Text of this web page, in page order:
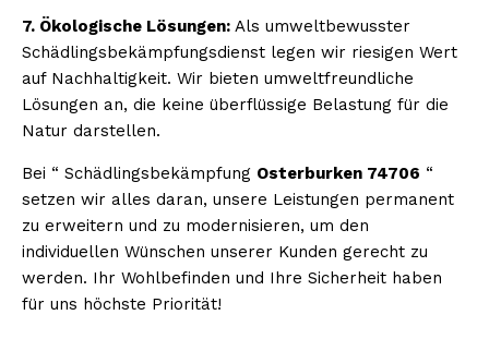
7. Ökologische Lösungen: Als umweltbewusster
Schädlingsbekämpfungsdienst legen wir riesigen Wert
auf Nachhaltigkeit. Wir bieten umweltfreundliche
Lösungen an, die keine überflüssige Belastung für die
Natur darstellen.
Bei “ Schädlingsbekämpfung Osterburken 74706 “
setzen wir alles daran, unsere Leistungen permanent
zu erweitern und zu modernisieren, um den
individuellen Wünschen unserer Kunden gerecht zu
werden. Ihr Wohlbefinden und Ihre Sicherheit haben
für uns höchste Priorität!